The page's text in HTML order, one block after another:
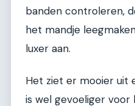
banden controleren,
het mandje
luxer aan.
Het ziet er mooier uit
is wel gevoeliger voor